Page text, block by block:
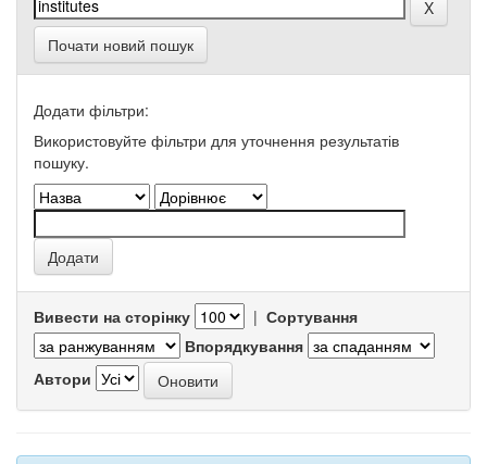
Почати новий пошук
Додати фільтри:
Використовуйте фільтри для уточнення результатів
пошуку.
Вивести на сторінку | Сортування
Впорядкування
Автори